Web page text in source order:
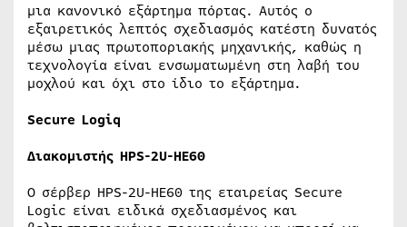
μια κανονικό εξάρτημα πόρτας. Αυτός ο
εξαιρετικός λεπτός σχεδιασμός κατέστη δυνατός
μέσω μιας πρωτοποριακής μηχανικής, καθώς η
τεχνολογία είναι ενσωματωμένη στη λαβή του
μοχλού και όχι στο ίδιο το εξάρτημα.
Secure Logiq
Διακομιστής HPS-2U-HE60
Ο σέρβερ HPS-2U-HE60 της εταιρείας Secure
Logic είναι ειδικά σχεδιασμένος και